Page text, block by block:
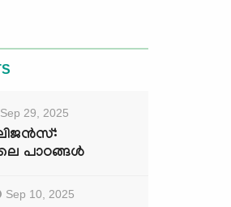
Sep 29, 2025
പാഠങ്ങൾ
Sep 10, 2025